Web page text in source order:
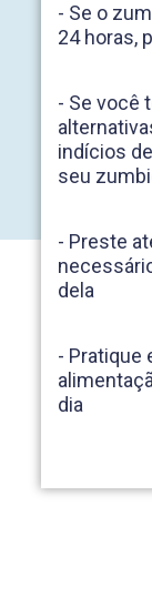
- Se o
24 horas,
- Se você
indícios
seu
- Preste
dela
- Pratique
dia